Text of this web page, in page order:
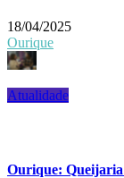
18/04/2025
Ourique
Atualidade
Ourique: